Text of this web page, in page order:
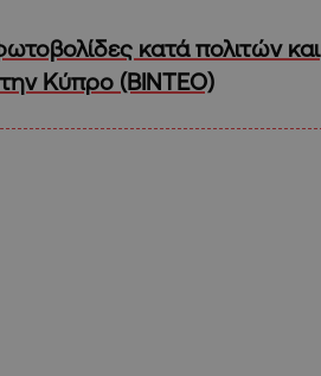
κατά πολιτών και
Κύπρο (ΒΙΝΤΕΟ)